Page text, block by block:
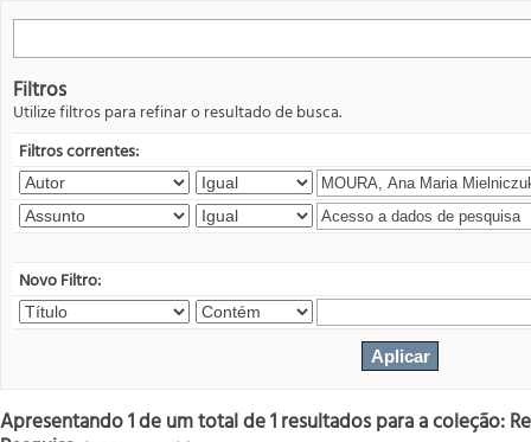
Filtros
Utilize filtros para refinar o resultado de busca.
Filtros correntes:
Novo Filtro:
Apresentando 1 de um total de 1 resultados para a coleção: